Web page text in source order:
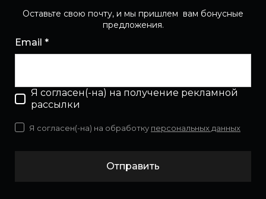
Оставьте свою почту, и мы пришлем вам бонусные
предложения.
Email *
Я согласен(-на) на получение рекламной
рассылки
Отправить
Я согласен(-на) на обработку персональных данных